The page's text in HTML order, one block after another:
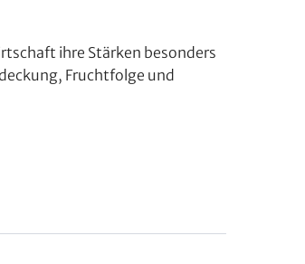
ihre Stärken besonders
Fruchtfolge und